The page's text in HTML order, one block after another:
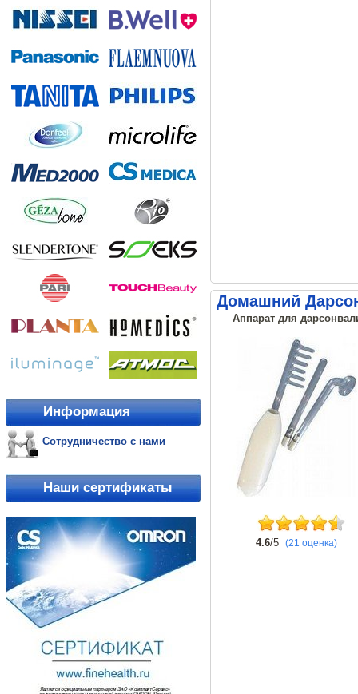
Информация
Сотрудничество с нами
Наши сертификаты
Домашний
Аппарат для
4.6/5 (21 оценка)